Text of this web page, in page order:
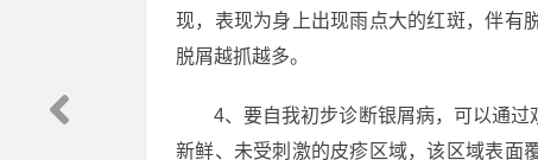
现，表现为身上出现雨点大的红斑，伴有
脱屑越抓越多。
4、要自我初步诊断银屑病，可以通
新鲜、未受刺激的皮疹区域，该区域表面